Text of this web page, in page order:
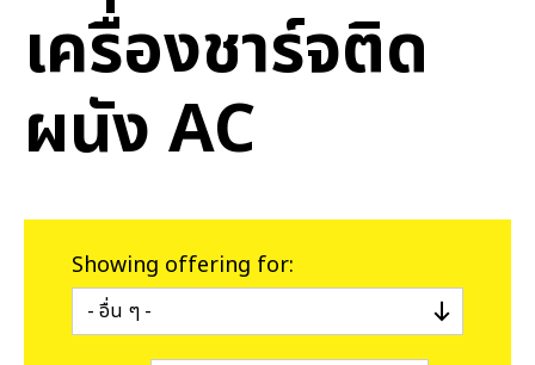
เครื่องชาร์จติด
ผนัง AC
Showing offering for: